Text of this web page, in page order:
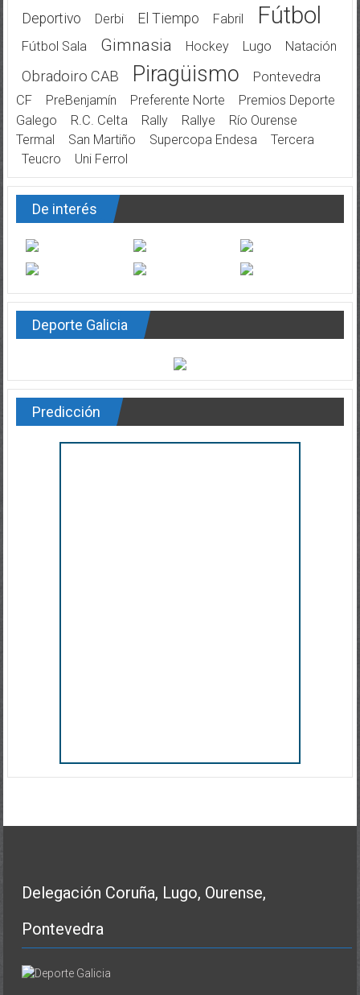
Deportivo Derbi El Tiempo Fabril Fútbol
Fútbol Sala Gimnasia Hockey Lugo Natación
Obradoiro CAB Piragüismo
Pontevedra
CF
PreBenjamín Preferente Norte
Premios Deporte
Galego
R.C. Celta Rally Rallye
Río Ourense
Termal
San Martiño Supercopa Endesa
Tercera
Teucro
Uni Ferrol
De interés
Deporte Galicia
Predicción
Delegación Coruña, Lugo, Ourense,
Pontevedra